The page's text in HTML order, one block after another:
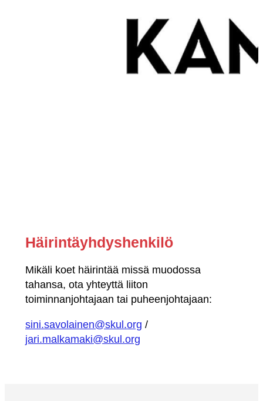
Häirintäyhdyshenkilö
Mikäli koet häirintää missä muodossa
tahansa, ota yhteyttä liiton
toiminnanjohtajaan tai puheenjohtajaan:
sini.savolainen@skul.org /
jari.malkamaki@skul.org